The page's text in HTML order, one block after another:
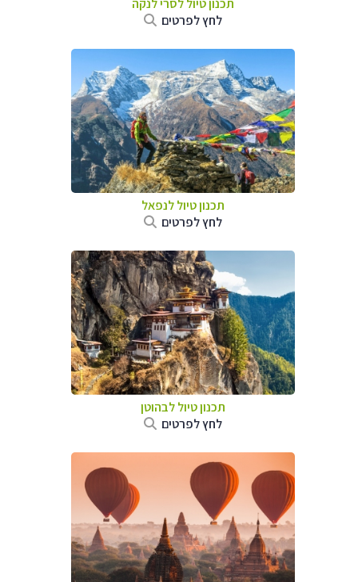
תכנון טיוללסרי לנקה
לחץ לפרטים
תכנון טיול לנפאל
לחץ לפרטים
תכנון טיול לבהוטן
לחץ לפרטים